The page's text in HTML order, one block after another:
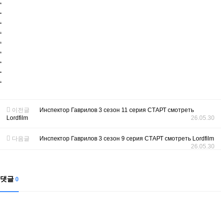
이전글
Инспектор Гаврилов 3 сезон 11 серия СТАРТ смотреть
Lordfilm
26.05.30
다음글
Инспектор Гаврилов 3 сезон 9 серия СТАРТ смотреть Lordfilm
26.05.30
댓글 0